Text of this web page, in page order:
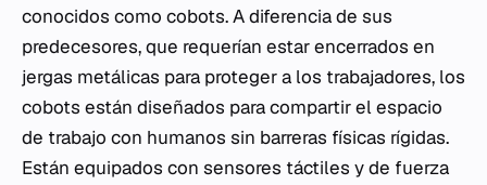
conocidos como cobots. A diferencia de sus
predecesores, que requerían estar encerrados en
jergas metálicas para proteger a los trabajadores, los
cobots están diseñados para compartir el espacio
de trabajo con humanos sin barreras físicas rígidas.
Están equipados con sensores táctiles y de fuerza